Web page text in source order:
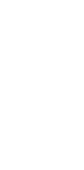
bienveillance, respect
parole, liberté de
du-coeur.net.